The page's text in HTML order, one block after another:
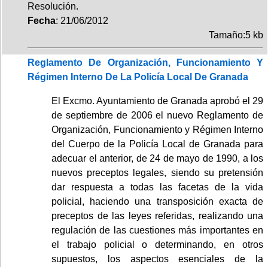
Resolución.
Fecha: 21/06/2012
Tamaño:5 kb
Reglamento De Organización, Funcionamiento Y
Régimen Interno De La Policía Local De Granada
El Excmo. Ayuntamiento de Granada aprobó el 29
de septiembre de 2006 el nuevo Reglamento de
Organización, Funcionamiento y Régimen Interno
del Cuerpo de la Policía Local de Granada para
adecuar el anterior, de 24 de mayo de 1990, a los
nuevos preceptos legales, siendo su pretensión
dar respuesta a todas las facetas de la vida
policial, haciendo una transposición exacta de
preceptos de las leyes referidas, realizando una
regulación de las cuestiones más importantes en
el trabajo policial o determinando, en otros
supuestos, los aspectos esenciales de la